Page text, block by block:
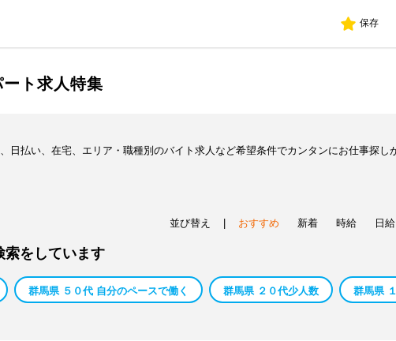
保存
ト求人特集
払い、在宅、エリア・職種別のバイト求人など希望条件でカンタンにお仕事探し
並び替え おすすめ 新着 時給 日給
索をしています
群馬県 ５０代 自分のペースで働く 群馬県 ２０代少人数 群馬県